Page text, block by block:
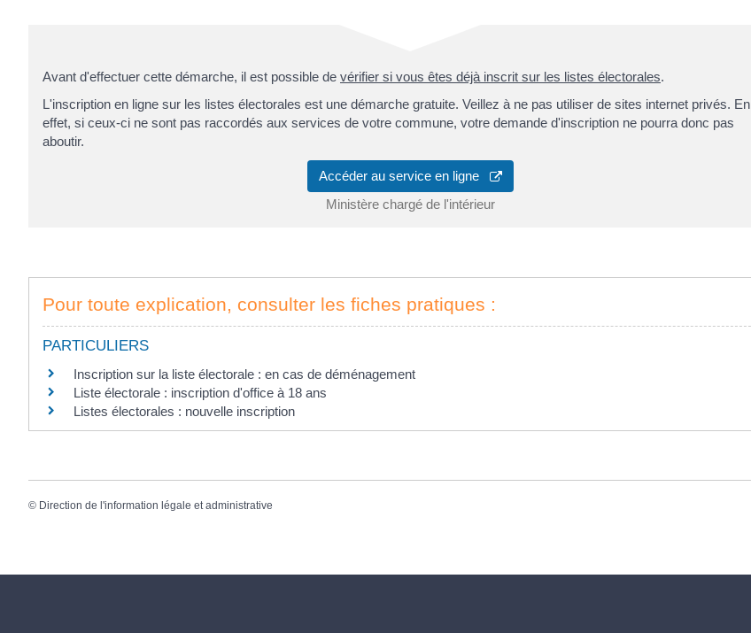
Avant d'effectuer cette démarche, il est possible de vérifier si vous êtes déjà inscrit sur les listes électorales.
L'inscription en ligne sur les listes électorales est une démarche gratuite. Veillez à ne pas utiliser de sites internet privés. En
effet, si ceux-ci ne sont pas raccordés aux services de votre commune, votre demande d'inscription ne pourra donc pas
aboutir.
Accéder au service en ligne
Ministère chargé de l'intérieur
Pour toute explication, consulter les fiches pratiques :
PARTICULIERS
Inscription sur la liste électorale : en cas de déménagement
Liste électorale : inscription d'office à 18 ans
Listes électorales : nouvelle inscription
© Direction de l'information légale et administrative